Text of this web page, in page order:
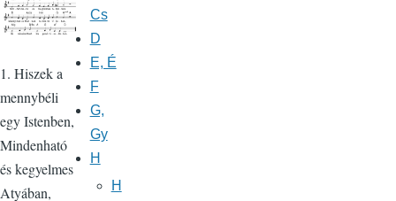
1. Hiszek a
mennybéli
egy Istenben,
Mindenható
és kegyelmes
Atyában,
Cs
D
E, É
F
G,
Gy
H
H